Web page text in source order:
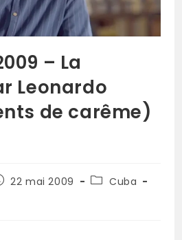
– La
Leonardo
de carême)
22 mai 2009
Cuba